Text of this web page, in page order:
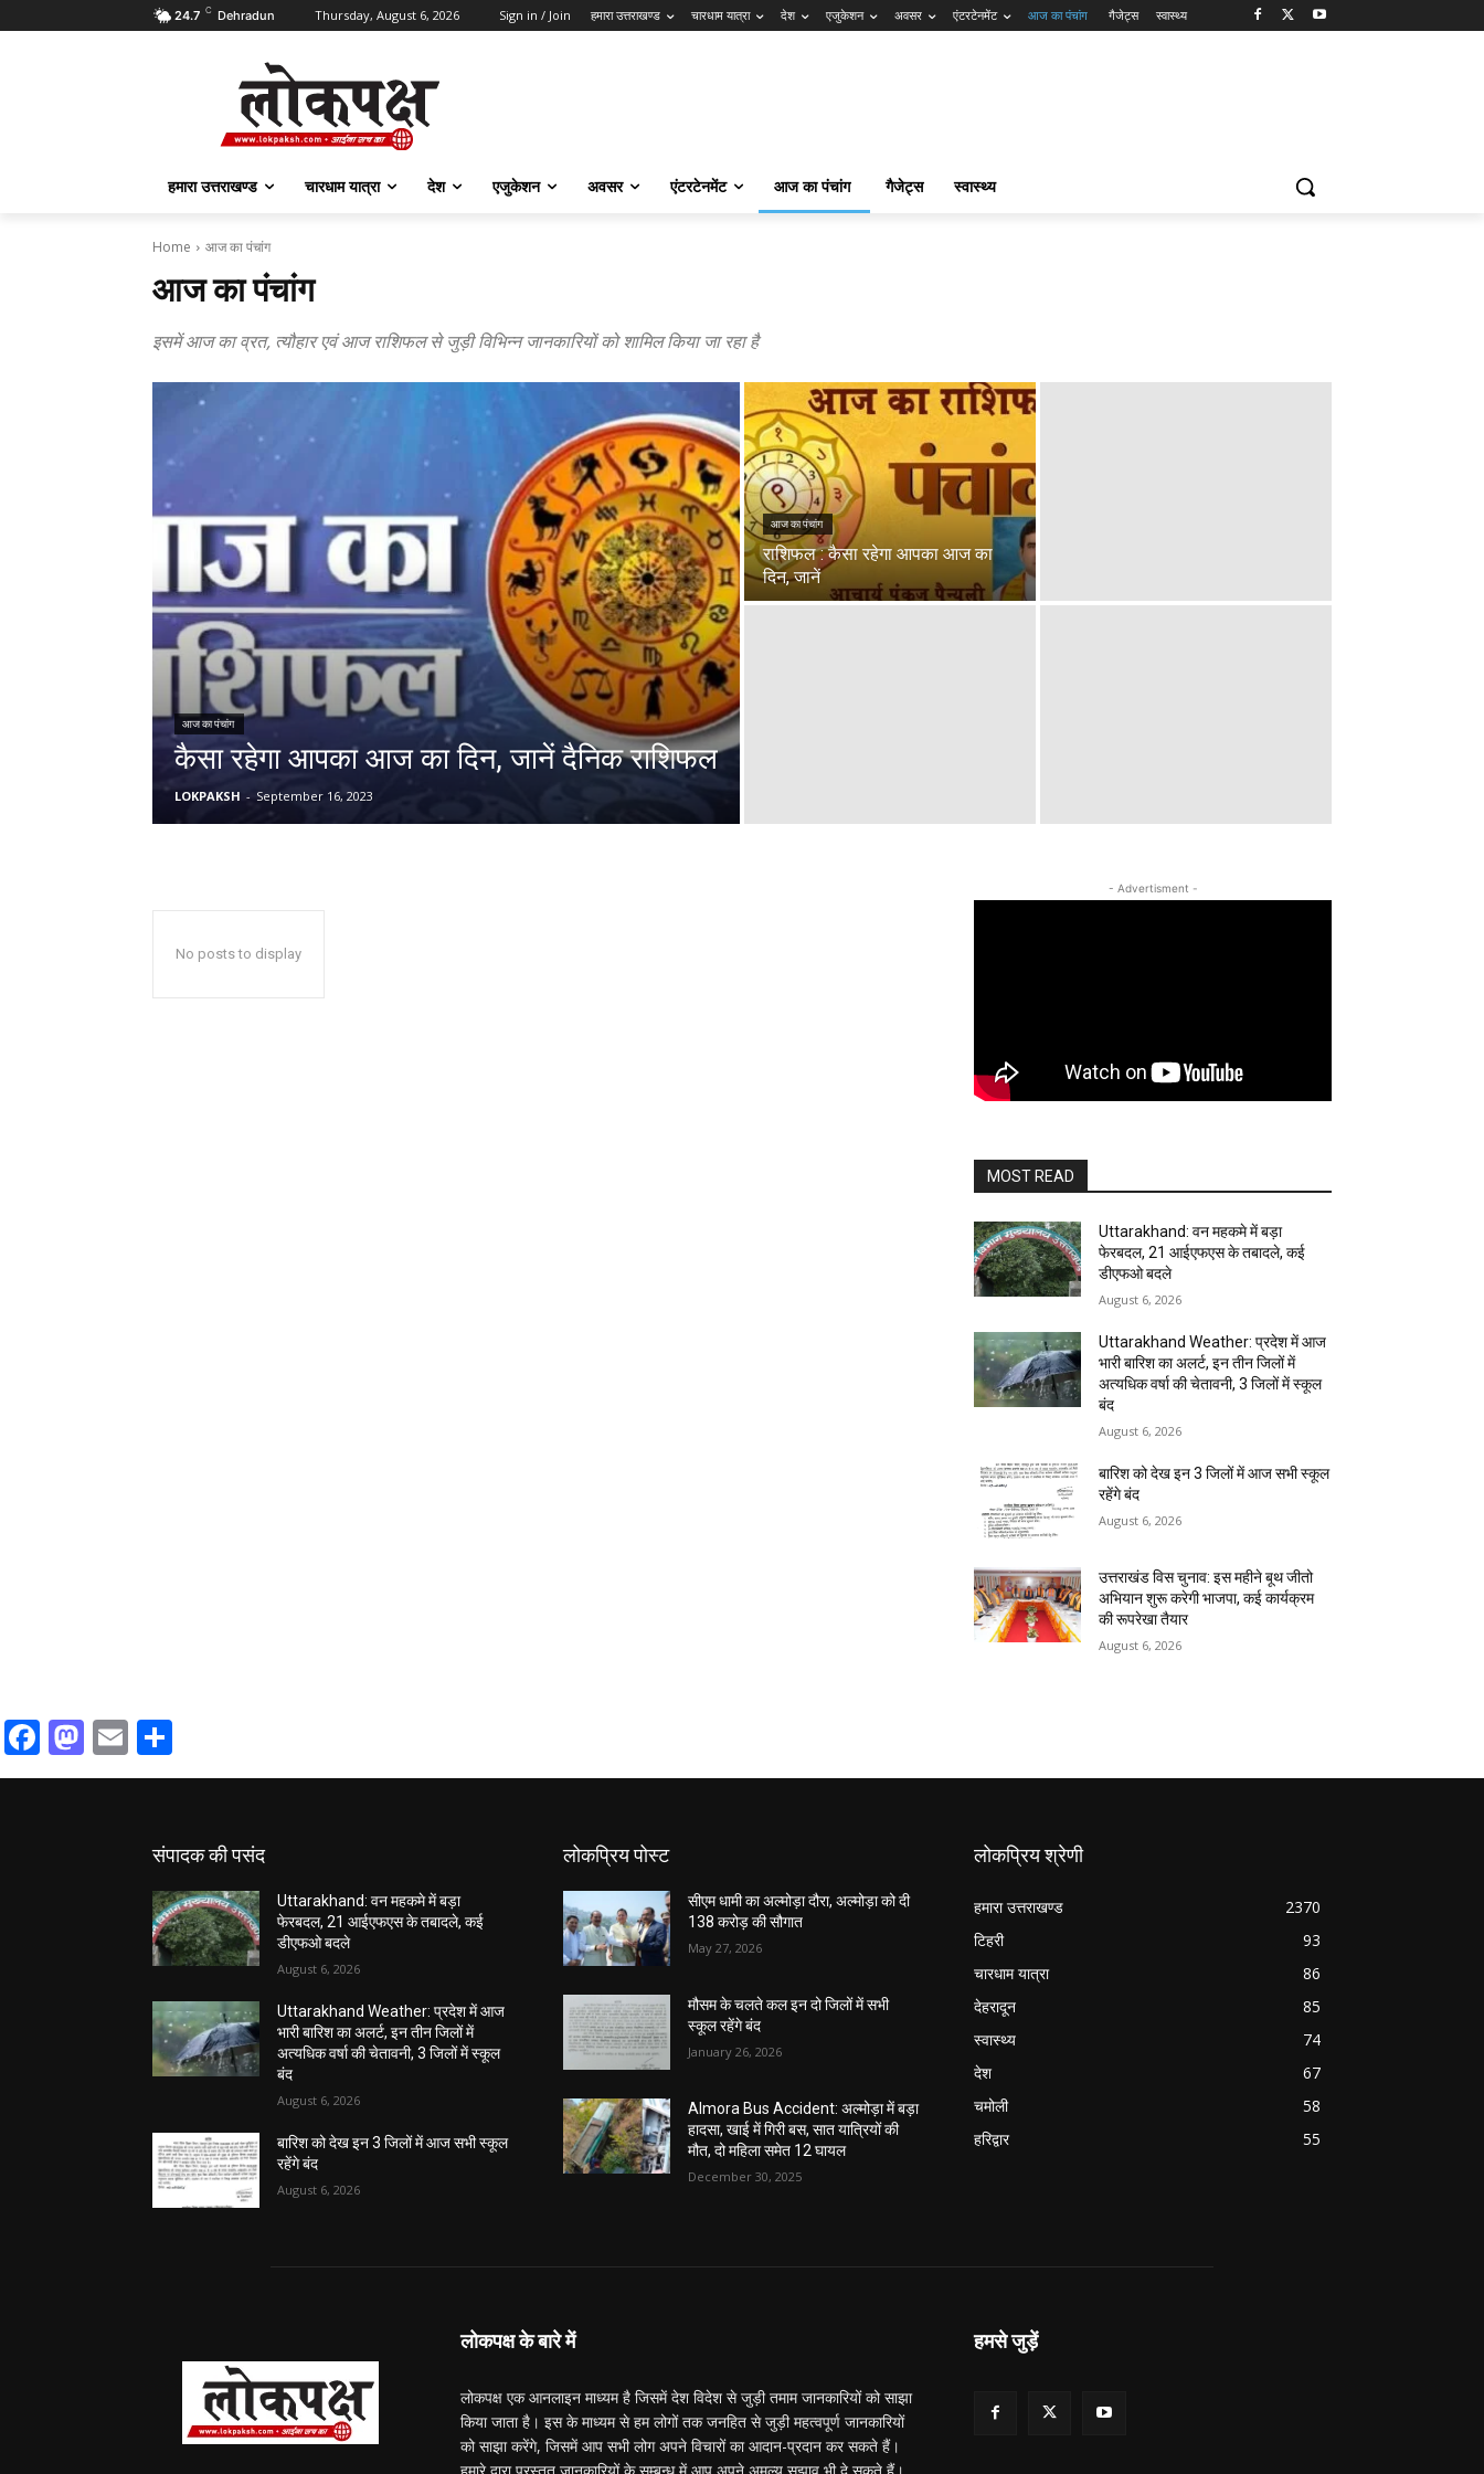
24.7 C Dehradun Thursday, August 6, 2026 Sign in / Join हमारा उत्तराखण्ड चारधाम यात्रा देश एजुकेशन अवसर एंटरटेनमेंट आज का पंचांग गैजेट्स स्वास्थ्य
हमारा उत्तराखण्ड चारधाम यात्रा देश एजुकेशन अवसर एंटरटेनमेंट आज का पंचांग गैजेट्स स्वास्थ्य
Home आज का पंचांग
आज का पंचांग
इसमें आज का व्रत, त्यौहार एवं आज राशिफल से जुड़ी विभिन्न जानकारियों को शामिल किया जा रहा है
आज का पंचांग
कैसा रहेगा आपका आज का दिन, जानें दैनिक राशिफल
LOKPAKSH - September 16, 2023
आज का पंचांग
राशिफल : कैसा रहेगा आपका आज का
दिन, जानें
No posts to display
- Advertisment -
MOST READ
Uttarakhand: वन महकमे में बड़ा
फेरबदल, 21 आईएफएस के तबादले, कई
डीएफओ बदले
August 6, 2026
Uttarakhand Weather: प्रदेश में आज
भारी बारिश का अलर्ट, इन तीन जिलों में
अत्यधिक वर्षा की चेतावनी, 3 जिलों में स्कूल
बंद
August 6, 2026
बारिश को देख इन 3 जिलों में आज सभी स्कूल
रहेंगे बंद
August 6, 2026
उत्तराखंड विस चुनाव: इस महीने बूथ जीतो
अभियान शुरू करेगी भाजपा, कई कार्यक्रम
की रूपरेखा तैयार
August 6, 2026
Facebook
Mastodon
Email
संपादक की पसंद
Uttarakhand: वन महकमे में बड़ा
फेरबदल, 21 आईएफएस के तबादले, कई
डीएफओ बदले
August 6, 2026
Uttarakhand Weather: प्रदेश में आज
भारी बारिश का अलर्ट, इन तीन जिलों में
अत्यधिक वर्षा की चेतावनी, 3 जिलों में स्कूल
बंद
August 6, 2026
बारिश को देख इन 3 जिलों में आज सभी स्कूल
रहेंगे बंद
August 6, 2026
लोकप्रिय पोस्ट
सीएम धामी का अल्मोड़ा दौरा, अल्मोड़ा को दी
138 करोड़ की सौगात
May 27, 2026
मौसम के चलते कल इन दो जिलों में सभी
स्कूल रहेंगे बंद
January 26, 2026
Almora Bus Accident: अल्मोड़ा में बड़ा
हादसा, खाई में गिरी बस, सात यात्रियों की
मौत, दो महिला समेत 12 घायल
December 30, 2025
लोकप्रिय श्रेणी
हमारा उत्तराखण्ड
2370
टिहरी
93
चारधाम यात्रा
86
देहरादून
85
स्वास्थ्य
74
देश
67
चमोली
58
हरिद्वार
55
लोकपक्ष के बारे में
लोकपक्ष एक आनलाइन माध्यम है जिसमें देश विदेश से जुड़ी तमाम जानकारियों को साझा
किया जाता है। इस के माध्यम से हम लोगों तक जनहित से जुड़ी महत्वपूर्ण जानकारियों
को साझा करेंगे, जिसमें आप सभी लोग अपने विचारों का आदान-प्रदान कर सकते हैं।
हमसे जुड़ें